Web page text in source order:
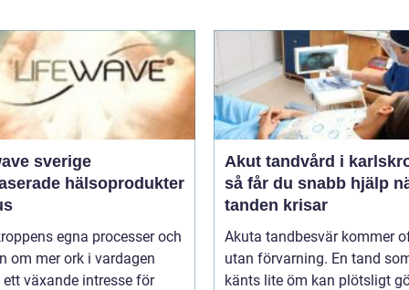
sverige
hälsoprodukter
egna processer och
om mer ork i vardagen
växande intresse för
Akut tandvård i
så får du snabb hjälp
tanden krisar
Akuta tandbesvär kommer
utan förvarning. En tand
känts lite öm kan plötsligt